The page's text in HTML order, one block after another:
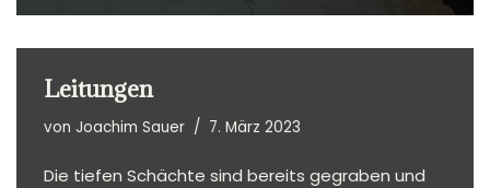
Leitungen
von Joachim Sauer 7. März 2023
Die tiefen Schächte sind bereits gegraben und